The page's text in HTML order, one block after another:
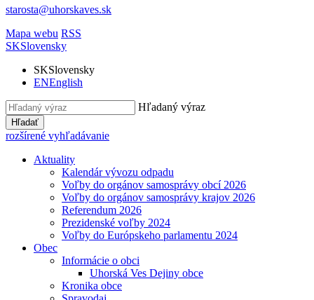
starosta@uhorskaves.sk
Mapa webu RSS
SKSlovensky
SKSlovensky
ENEnglish
Hľadaný výraz
Hľadať
rozšírené vyhľadávanie
Aktuality
Kalendár vývozu odpadu
Voľby do orgánov samosprávy obcí 2026
Voľby do orgánov samosprávy krajov 2026
Referendum 2026
Prezidenské voľby 2024
Voľby do Európskeho parlamentu 2024
Obec
Informácie o obci
Uhorská Ves Dejiny obce
Kronika obce